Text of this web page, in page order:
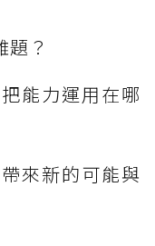
題？
能力運用在哪
來新的可能與